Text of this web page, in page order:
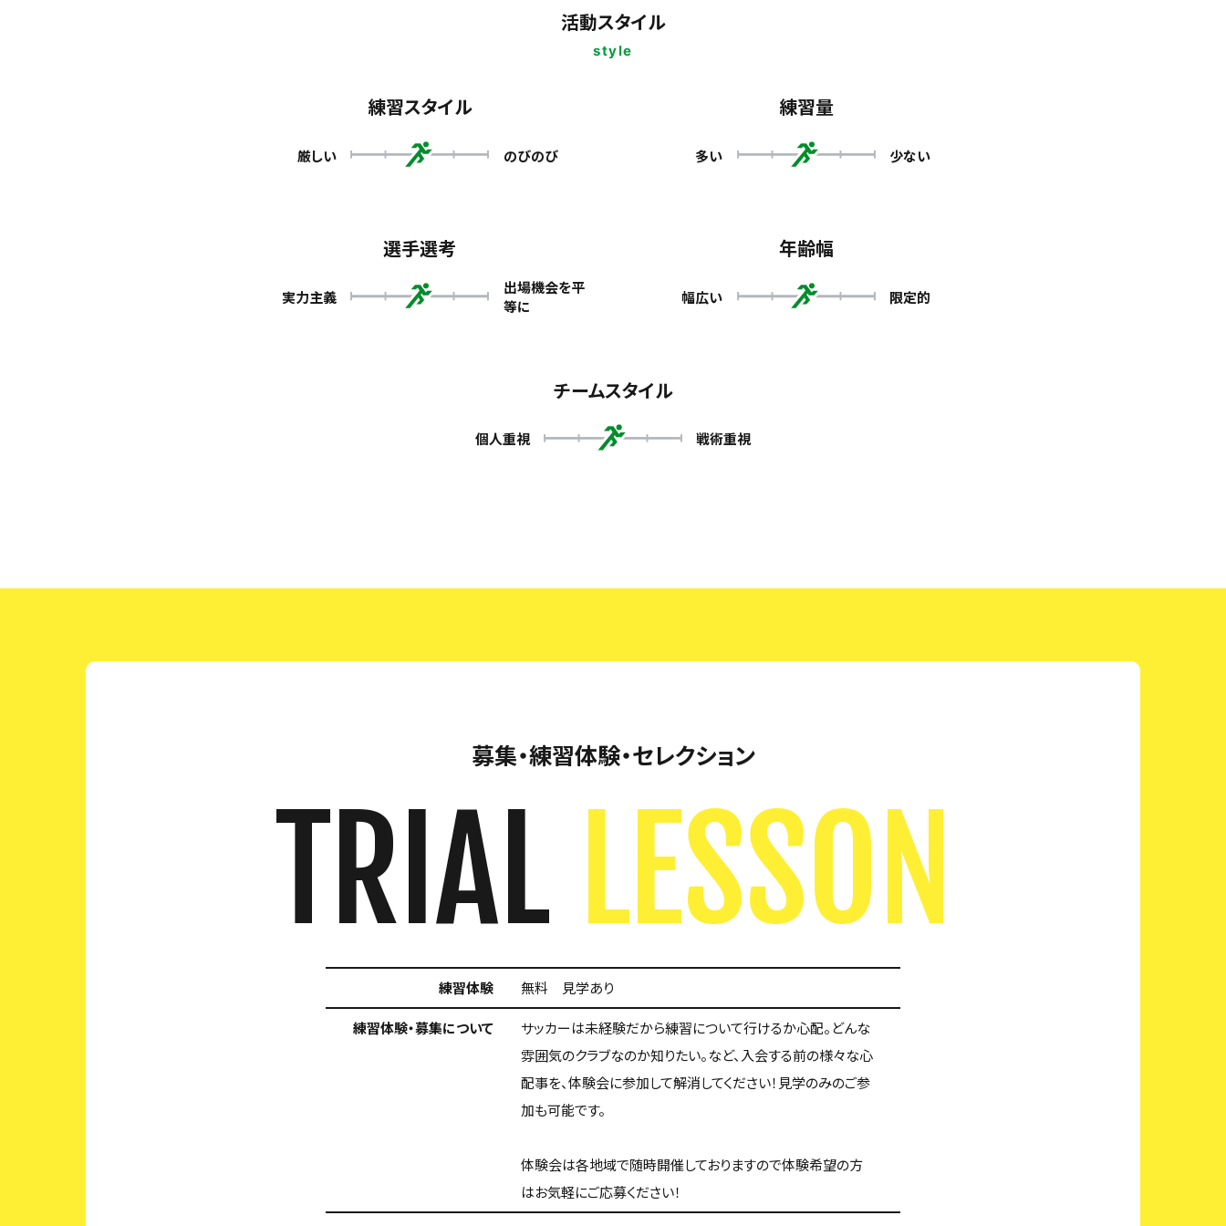
活動スタイル
style
練習スタイル
厳しい のびのび
練習量
多い 少ない
選手選考
実力主義
出場機会を平
等に
年齢幅
幅広い 限定的
チームスタイル
個人重視 戦術重視
募集・練習体験・セレクション
TRIAL LESSON
練習体験 無料 見学あり
練習体験・募集について
サッカーは未経験だから練習について行けるか心配。どんな
雰囲気のクラブなのか知りたい。など、入会する前の様々な心
配事を、体験会に参加して解消してください！見学のみのご参
加も可能です。
体験会は各地域で随時開催しておりますので体験希望の方
はお気軽にご応募ください！